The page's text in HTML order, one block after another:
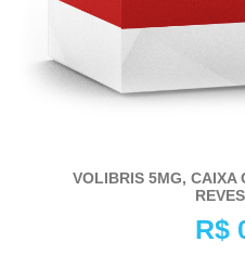
VOLIBRIS 5MG, CAIXA
R$